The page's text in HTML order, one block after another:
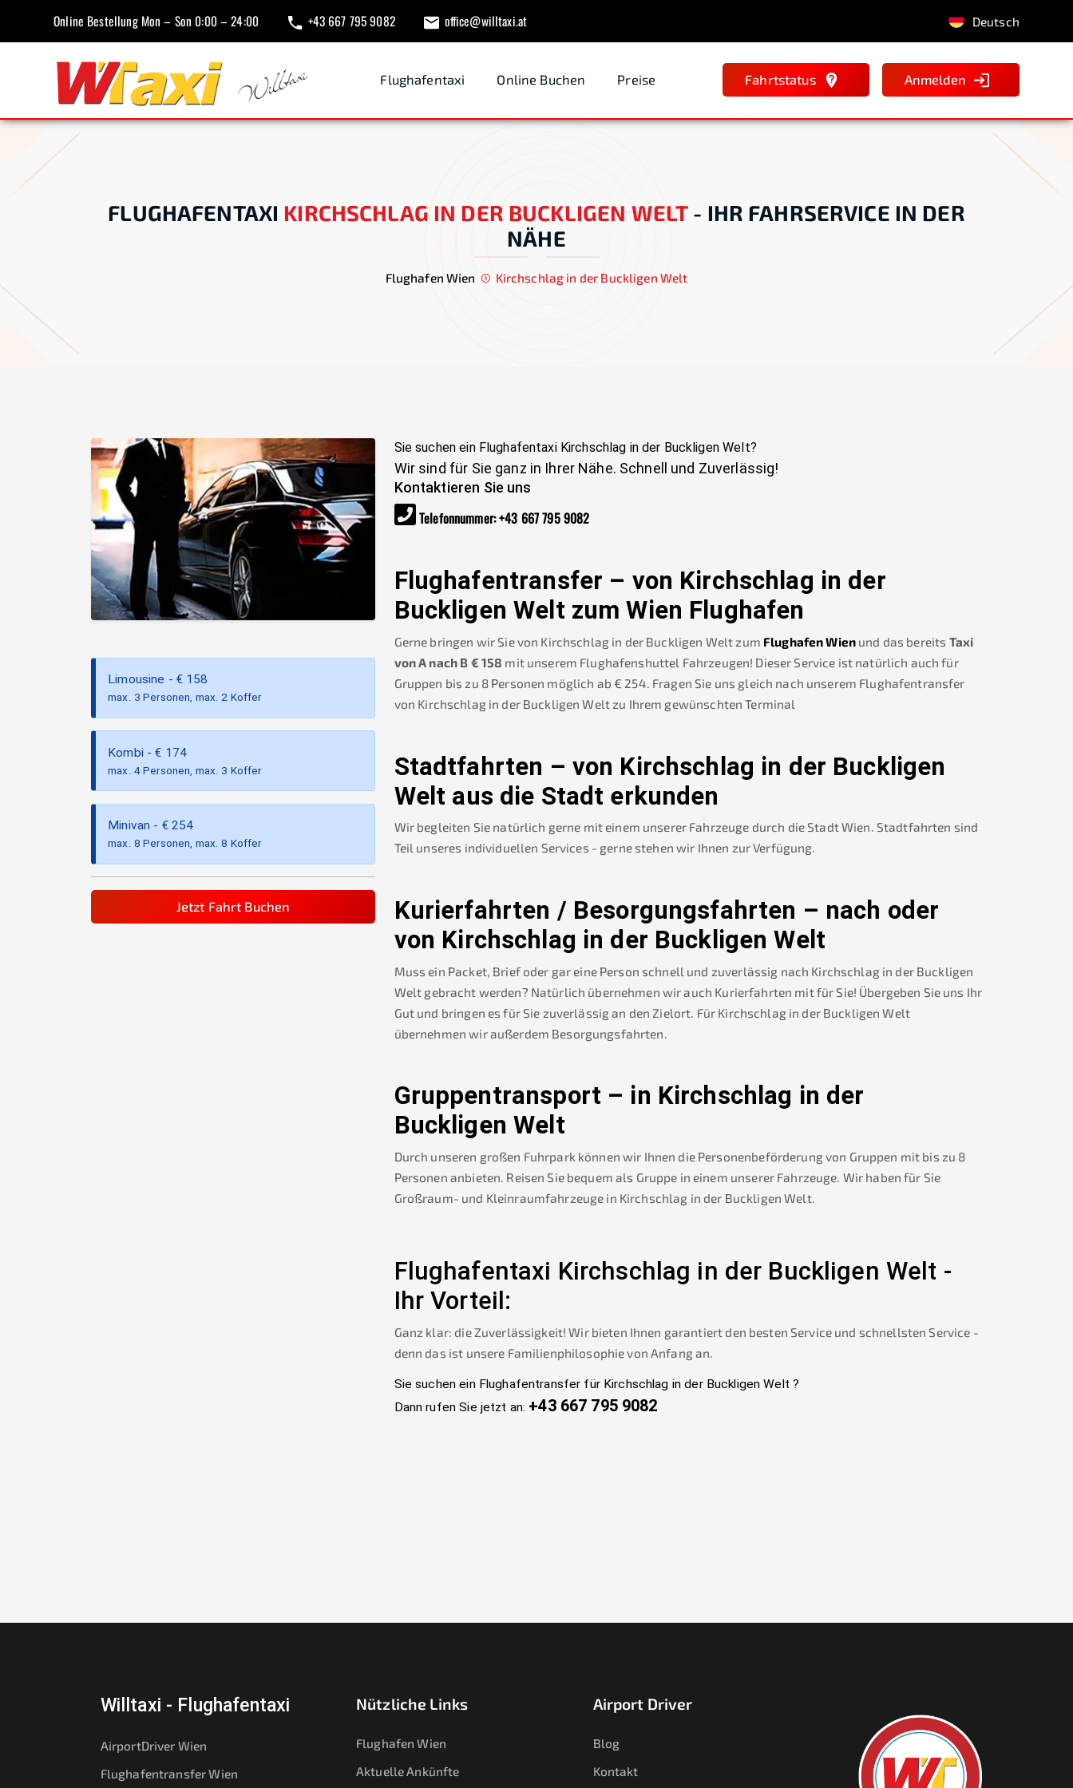
Online Bestellung Mon – Son 0:00 – 24:00 +43 667 795 9082 office@willtaxi.at Deutsch
Flughafentaxi Online Buchen Preise Fahrtstatus Anmelden
FLUGHAFENTAXI KIRCHSCHLAG IN DER BUCKLIGEN WELT - IHR FAHRSERVICE IN DER
NÄHE
Flughafen Wien Kirchschlag in der Buckligen Welt
Limousine - € 158
max. 3 Personen, max. 2 Koffer
Kombi - € 174
max. 4 Personen, max. 3 Koffer
Minivan - € 254
max. 8 Personen, max. 8 Koffer
Jetzt Fahrt Buchen
Sie suchen ein Flughafentaxi Kirchschlag in der Buckligen Welt?
Wir sind für Sie ganz in Ihrer Nähe. Schnell und Zuverlässig!
Kontaktieren Sie uns
Telefonnummer:+43 667 795 9082
Flughafentransfer – von Kirchschlag in der
Buckligen Welt zum Wien Flughafen
Gerne bringen wir Sie von Kirchschlag in der Buckligen Welt zum Flughafen Wien und das bereits Taxi
von A nach B €158 mit unserem Flughafenshuttel Fahrzeugen! Dieser Service ist natürlich auch für
Gruppen bis zu 8 Personen möglich ab € 254. Fragen Sie uns gleich nach unserem Flughafentransfer
von Kirchschlag in der Buckligen Welt zu Ihrem gewünschten Terminal
Stadtfahrten – von Kirchschlag in der Buckligen
Welt aus die Stadt erkunden
Wir begleiten Sie natürlich gerne mit einem unserer Fahrzeuge durch die Stadt Wien. Stadtfahrten sind
Teil unseres individuellen Services - gerne stehen wir Ihnen zur Verfügung.
Kurierfahrten / Besorgungsfahrten – nach oder
von Kirchschlag in der Buckligen Welt
Muss ein Packet, Brief oder gar eine Person schnell und zuverlässig nach Kirchschlag in der Buckligen
Welt gebracht werden? Natürlich übernehmen wir auch Kurierfahrten mit für Sie! Übergeben Sie uns Ihr
Gut und bringen es für Sie zuverlässig an den Zielort. Für Kirchschlag in der Buckligen Welt
übernehmen wir außerdem Besorgungsfahrten.
Gruppentransport – in Kirchschlag in der
Buckligen Welt
Durch unseren großen Fuhrpark können wir Ihnen die Personenbeförderung von Gruppen mit bis zu 8
Personen anbieten. Reisen Sie bequem als Gruppe in einem unserer Fahrzeuge. Wir haben für Sie
Großraum- und Kleinraumfahrzeuge in Kirchschlag in der Buckligen Welt.
Flughafentaxi Kirchschlag in der Buckligen Welt -
Ihr Vorteil:
Ganz klar: die Zuverlässigkeit! Wir bieten Ihnen garantiert den besten Service und schnellsten Service -
denn das ist unsere Familienphilosophie von Anfang an.
Sie suchen ein Flughafentransfer für Kirchschlag in der Buckligen Welt ?
Dann rufen Sie jetzt an: +43 667 795 9082
Willtaxi - Flughafentaxi
AirportDriver Wien
Flughafentransfer Wien
Nützliche Links
Flughafen Wien
Aktuelle Ankünfte
Airport Driver
Blog
Kontakt